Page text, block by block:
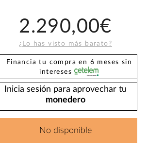
2.290,00€
¿Lo has visto más barato?
Financia tu compra en 6 meses sin
intereses
Inicia sesión para aprovechar tu
monedero
No disponible